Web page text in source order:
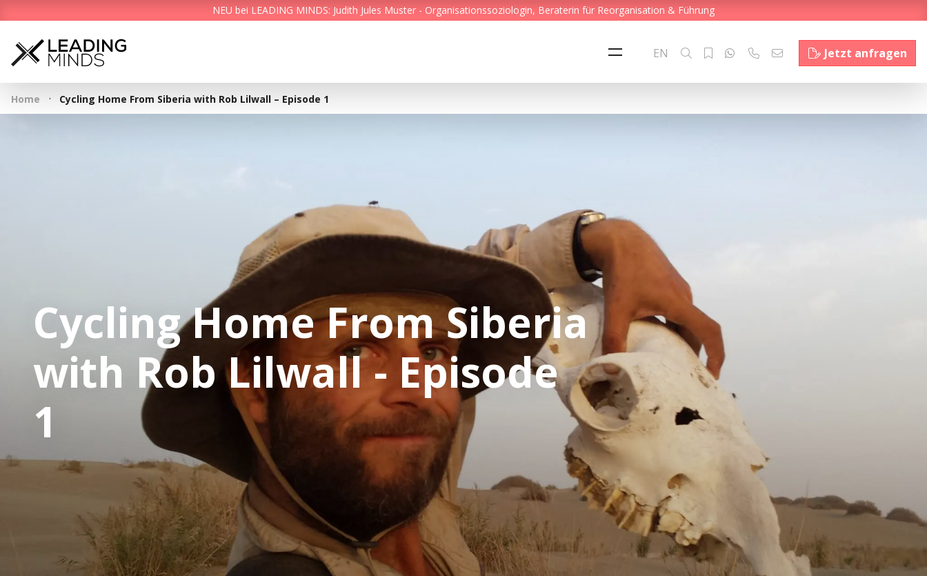
NEU bei LEADING MINDS: Judith Jules Muster - Organisationssoziologin, Beraterin für Reorganisation & Führung
EN Jetzt anfragen
Reading Minds
Kontakt
English
Home · Cycling Home From Siberia with Rob Lilwall – Episode 1
Cycling Home From Siberia
with Rob Lilwall - Episode
1